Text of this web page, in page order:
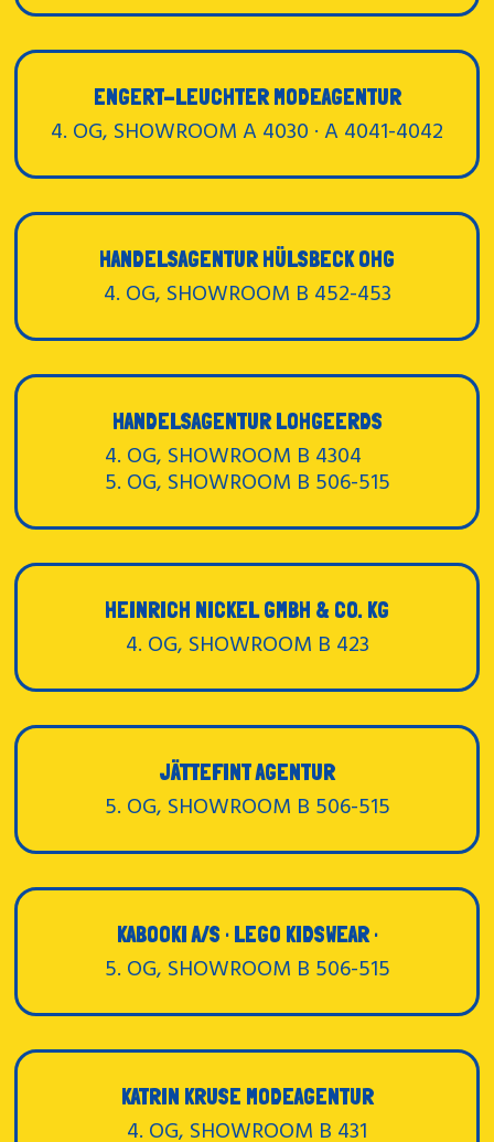
ENGERT-LEUCHTER MODEAGENTUR
4. OG, SHOWROOM A 4030 · A 4041-4042
HANDELSAGENTUR HÜLSBECK OHG
4. OG, SHOWROOM B 452-453
HANDELSAGENTUR LOHGEERDS
4. OG, SHOWROOM B 4304
5. OG, SHOWROOM B 506-515
HEINRICH NICKEL GMBH & CO. KG
4. OG, SHOWROOM B 423
JÄTTEFINT AGENTUR
5. OG, SHOWROOM B 506-515
KABOOKI A/S · LEGO KIDSWEAR ·
5. OG, SHOWROOM B 506-515
KATRIN KRUSE MODEAGENTUR